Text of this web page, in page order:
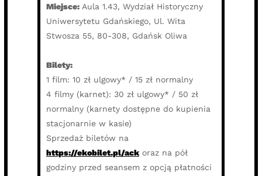
Miejsce: Aula 1.43, Wydział Historyczny
Uniwersytetu Gdańskiego, Ul. Wita
Stwosza 55, 80-308, Gdańsk Oliwa
Bilety:
1 film: 10 zł ulgowy* / 15 zł normalny
4 filmy (karnet): 30 zł ulgowy* / 50 zł
normalny (karnety dostępne do kupienia
stacjonarnie w kasie)
Sprzedaż biletów na
https://ekobilet.pl/ack oraz na pół
godziny przed seansem z opcją płatności